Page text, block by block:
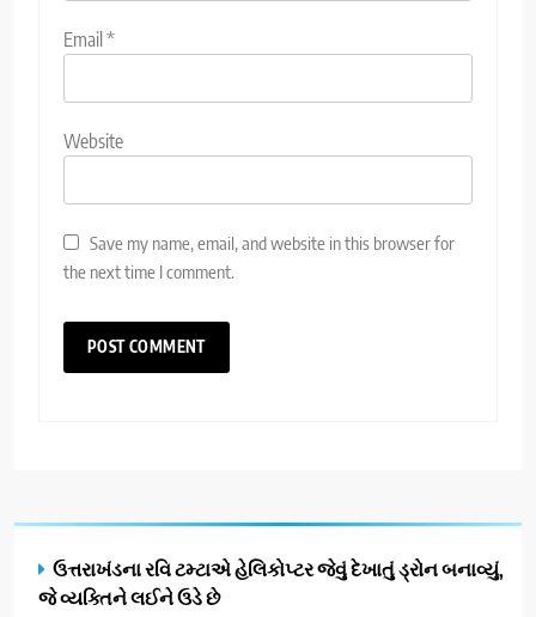
Email*
Website
Save my name, email, and website in this browser for
the next time I comment.
ઉત્તરાખંડના રવિ ટમ્ટાએ હેલિકોપ્ટર જેવું દેખાતું ડ્રોન બનાવ્યું,
જે વ્યક્તિને લઈને ઉડે છે